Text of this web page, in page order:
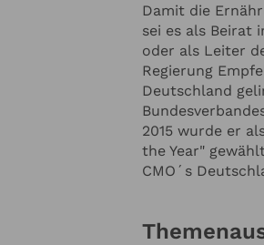
Damit die
sei es als Beirat
oder als Leiter
Regierung
Deutschland
2015 wurde er
the Year"
CMO´s
zur Kenntnis genommen. Ich
und für Rückfragen dauerhaft gespeichert
Abständen mit dem LSB Newsletter
Abonnement kann jederzeit beendet werden).
Anfrage absenden